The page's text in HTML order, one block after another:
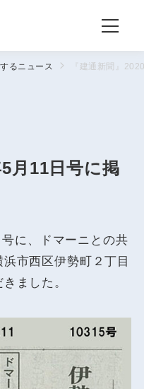
るニュース 『建通新聞』
5月11日号に掲
号に、ドマーニとの共
市西区伊勢町２丁目
ました。